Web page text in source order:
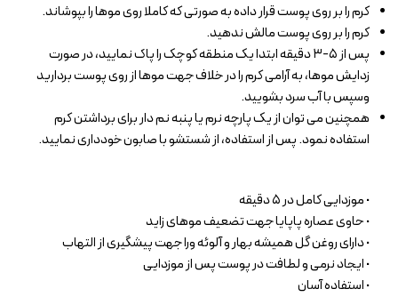
کرم را بر روی پوست قرار داده به صورتی که کاملا روی موها را بپوشاند.
کرم را بر روی پوست مالش ندهید.
پس از ۵-۳ دقیقه ابتدا یک منطقه کوچک را پاک نمایید، در صورت
زدایش موها، به آرامی کرم را در خلاف جهت موها از روی پوست بردارید
وسپس با آب سرد بشویید.
همچنین می توان از یک پارچه نرم یا پنبه نم دار برای برداشتن کرم
استفاده نمود. پس از استفاده، از شستشو با صابون خودداری نمایید.
• موزدایی کامل در ۵ دقیقه
• حاوی عصاره پاپایا جهت تضعیف موهای زاید
• دارای روغن گل همیشه بهار و آلوئه ورا جهت پیشگیری از التهاب
• ایجاد نرمی و لطافت در پوست پس از موزدایی
• استفاده آسان